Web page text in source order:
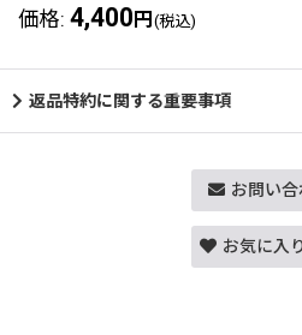
価格: 4,400 円 (税込)
返品特約に関する重要事項
お問い合
お気に入